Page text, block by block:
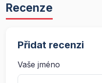
Recenze
Přidat recenzi
Vaše jméno